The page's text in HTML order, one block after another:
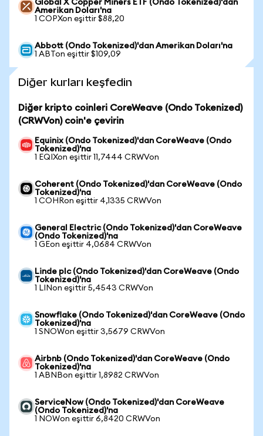
Global X Copper Miners ETF (Ondo Tokenized)'dan
Amerikan Doları'na
1 COPXon eşittir $88,20
Abbott (Ondo Tokenized)'dan Amerikan Doları'na
1 ABTon eşittir $109,09
Diğer kurları keşfedin
Diğer kripto coinleri CoreWeave (Ondo Tokenized)
(CRWVon) coin'e çevirin
Equinix (Ondo Tokenized)'dan CoreWeave (Ondo
Tokenized)'na
1 EQIXon eşittir 11,7444 CRWVon
Coherent (Ondo Tokenized)'dan CoreWeave (Ondo
Tokenized)'na
1 COHRon eşittir 4,1335 CRWVon
General Electric (Ondo Tokenized)'dan CoreWeave
(Ondo Tokenized)'na
1 GEon eşittir 4,0684 CRWVon
Linde plc (Ondo Tokenized)'dan CoreWeave (Ondo
Tokenized)'na
1 LINon eşittir 5,4543 CRWVon
Snowflake (Ondo Tokenized)'dan CoreWeave (Ondo
Tokenized)'na
1 SNOWon eşittir 3,5679 CRWVon
Airbnb (Ondo Tokenized)'dan CoreWeave (Ondo
Tokenized)'na
1 ABNBon eşittir 1,8982 CRWVon
ServiceNow (Ondo Tokenized)'dan CoreWeave
(Ondo Tokenized)'na
1 NOWon eşittir 6,8420 CRWVon